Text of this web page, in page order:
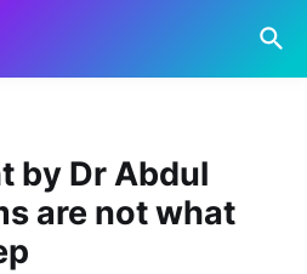
by Dr Abdul
are not what